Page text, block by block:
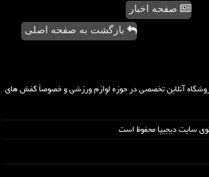
صفحه اخبار
بازگشت به صفحه اصلی
آنلاین تخصصی در حوزه لوازم ورزشی و خصوصاً کفش های